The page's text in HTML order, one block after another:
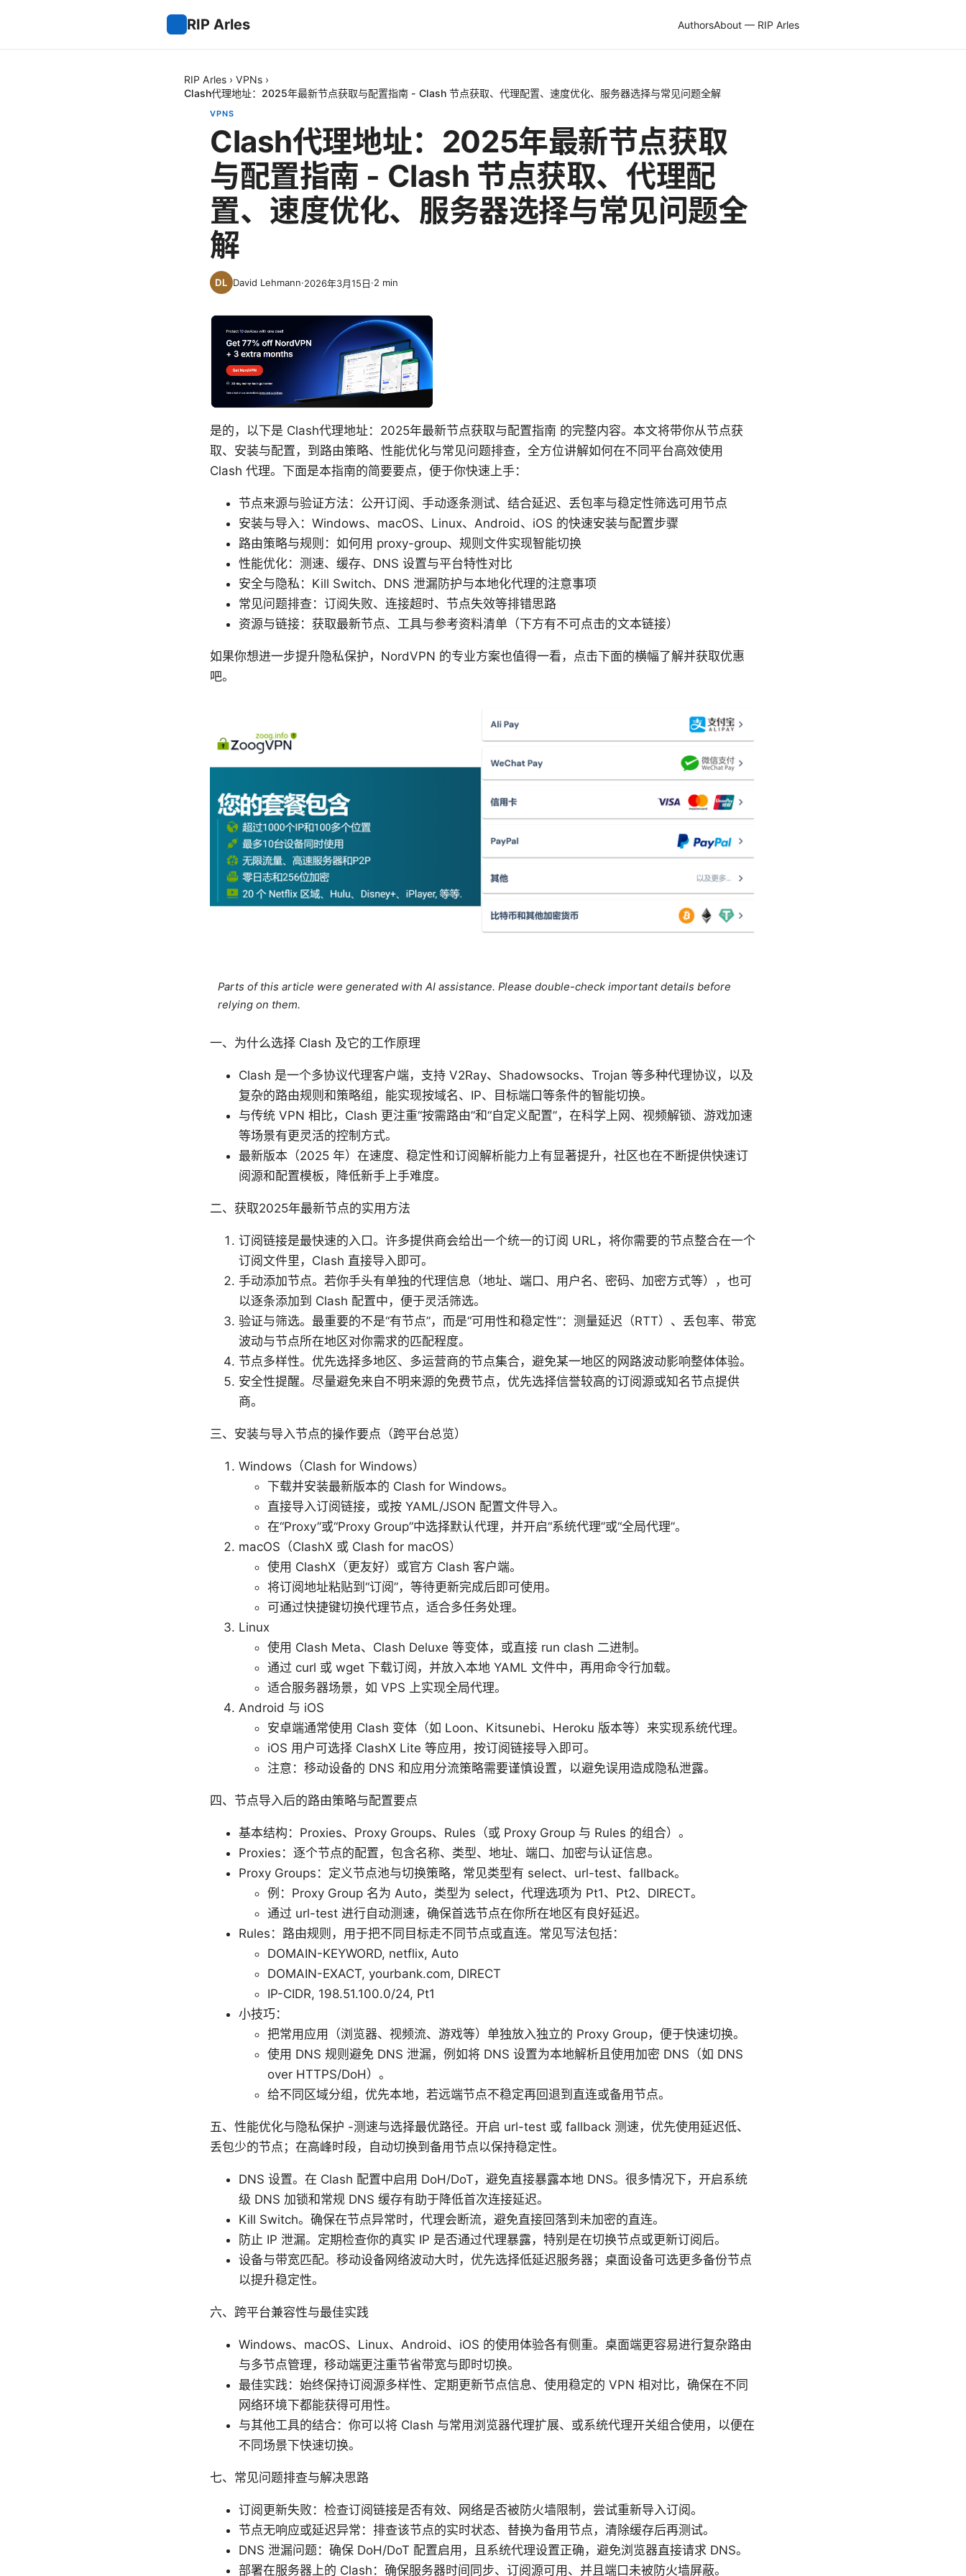
RIP Arles AuthorsAbout — RIP Arles
RIP Arles › VPNs ›
Clash代理地址：2025年最新节点获取与配置指南 - Clash 节点获取、代理配置、速度优化、服务器选择与常见问题全解
VPNS
Clash代理地址：2025年最新节点获取
与配置指南 - Clash 节点获取、代理配
置、速度优化、服务器选择与常见问题全
解
David Lehmann·2026年3月15日·2 min
是的，以下是 Clash代理地址：2025年最新节点获取与配置指南 的完整内容。本文将带你从节点获
取、安装与配置，到路由策略、性能优化与常见问题排查，全方位讲解如何在不同平台高效使用
Clash 代理。下面是本指南的简要要点，便于你快速上手：
节点来源与验证方法：公开订阅、手动逐条测试、结合延迟、丢包率与稳定性筛选可用节点
安装与导入：Windows、macOS、Linux、Android、iOS 的快速安装与配置步骤
路由策略与规则：如何用 proxy-group、规则文件实现智能切换
性能优化：测速、缓存、DNS 设置与平台特性对比
安全与隐私：Kill Switch、DNS 泄漏防护与本地化代理的注意事项
常见问题排查：订阅失败、连接超时、节点失效等排错思路
资源与链接：获取最新节点、工具与参考资料清单（下方有不可点击的文本链接）
如果你想进一步提升隐私保护，NordVPN 的专业方案也值得一看，点击下面的横幅了解并获取优惠
吧。
Parts of this article were generated with AI assistance. Please double-check important details before
relying on them.
一、为什么选择 Clash 及它的工作原理
Clash 是一个多协议代理客户端，支持 V2Ray、Shadowsocks、Trojan 等多种代理协议，以及
复杂的路由规则和策略组，能实现按域名、IP、目标端口等条件的智能切换。
与传统 VPN 相比，Clash 更注重“按需路由”和“自定义配置”，在科学上网、视频解锁、游戏加速
等场景有更灵活的控制方式。
最新版本（2025 年）在速度、稳定性和订阅解析能力上有显著提升，社区也在不断提供快速订
阅源和配置模板，降低新手上手难度。
二、获取2025年最新节点的实用方法
订阅链接是最快速的入口。许多提供商会给出一个统一的订阅 URL，将你需要的节点整合在一个
订阅文件里，Clash 直接导入即可。
手动添加节点。若你手头有单独的代理信息（地址、端口、用户名、密码、加密方式等），也可
以逐条添加到 Clash 配置中，便于灵活筛选。
验证与筛选。最重要的不是“有节点”，而是“可用性和稳定性”：测量延迟（RTT）、丢包率、带宽
波动与节点所在地区对你需求的匹配程度。
节点多样性。优先选择多地区、多运营商的节点集合，避免某一地区的网路波动影响整体体验。
安全性提醒。尽量避免来自不明来源的免费节点，优先选择信誉较高的订阅源或知名节点提供
商。
三、安装与导入节点的操作要点（跨平台总览）
Windows（Clash for Windows）
下载并安装最新版本的 Clash for Windows。
直接导入订阅链接，或按 YAML/JSON 配置文件导入。
在“Proxy”或“Proxy Group”中选择默认代理，并开启“系统代理”或“全局代理”。
macOS（ClashX 或 Clash for macOS）
使用 ClashX（更友好）或官方 Clash 客户端。
将订阅地址粘贴到“订阅”，等待更新完成后即可使用。
可通过快捷键切换代理节点，适合多任务处理。
Linux
使用 Clash Meta、Clash Deluxe 等变体，或直接 run clash 二进制。
通过 curl 或 wget 下载订阅，并放入本地 YAML 文件中，再用命令行加载。
适合服务器场景，如 VPS 上实现全局代理。
Android 与 iOS
安卓端通常使用 Clash 变体（如 Loon、Kitsunebi、Heroku 版本等）来实现系统代理。
iOS 用户可选择 ClashX Lite 等应用，按订阅链接导入即可。
注意：移动设备的 DNS 和应用分流策略需要谨慎设置，以避免误用造成隐私泄露。
四、节点导入后的路由策略与配置要点
基本结构：Proxies、Proxy Groups、Rules（或 Proxy Group 与 Rules 的组合）。
Proxies：逐个节点的配置，包含名称、类型、地址、端口、加密与认证信息。
Proxy Groups：定义节点池与切换策略，常见类型有 select、url-test、fallback。
例：Proxy Group 名为 Auto，类型为 select，代理选项为 Pt1、Pt2、DIRECT。
通过 url-test 进行自动测速，确保首选节点在你所在地区有良好延迟。
Rules：路由规则，用于把不同目标走不同节点或直连。常见写法包括：
DOMAIN-KEYWORD, netflix, Auto
DOMAIN-EXACT, yourbank.com, DIRECT
IP-CIDR, 198.51.100.0/24, Pt1
小技巧：
把常用应用（浏览器、视频流、游戏等）单独放入独立的 Proxy Group，便于快速切换。
使用 DNS 规则避免 DNS 泄漏，例如将 DNS 设置为本地解析且使用加密 DNS（如 DNS
over HTTPS/DoH）。
给不同区域分组，优先本地，若远端节点不稳定再回退到直连或备用节点。
五、性能优化与隐私保护 -测速与选择最优路径。开启 url-test 或 fallback 测速，优先使用延迟低、
丢包少的节点；在高峰时段，自动切换到备用节点以保持稳定性。
DNS 设置。在 Clash 配置中启用 DoH/DoT，避免直接暴露本地 DNS。很多情况下，开启系统
级 DNS 加锁和常规 DNS 缓存有助于降低首次连接延迟。
Kill Switch。确保在节点异常时，代理会断流，避免直接回落到未加密的直连。
防止 IP 泄漏。定期检查你的真实 IP 是否通过代理暴露，特别是在切换节点或更新订阅后。
设备与带宽匹配。移动设备网络波动大时，优先选择低延迟服务器；桌面设备可选更多备份节点
以提升稳定性。
六、跨平台兼容性与最佳实践
Windows、macOS、Linux、Android、iOS 的使用体验各有侧重。桌面端更容易进行复杂路由
与多节点管理，移动端更注重节省带宽与即时切换。
最佳实践：始终保持订阅源多样性、定期更新节点信息、使用稳定的 VPN 相对比，确保在不同
网络环境下都能获得可用性。
与其他工具的结合：你可以将 Clash 与常用浏览器代理扩展、或系统代理开关组合使用，以便在
不同场景下快速切换。
七、常见问题排查与解决思路
订阅更新失败：检查订阅链接是否有效、网络是否被防火墙限制，尝试重新导入订阅。
节点无响应或延迟异常：排查该节点的实时状态、替换为备用节点，清除缓存后再测试。
DNS 泄漏问题：确保 DoH/DoT 配置启用，且系统代理设置正确，避免浏览器直接请求 DNS。
部署在服务器上的 Clash：确保服务器时间同步、订阅源可用、并且端口未被防火墙屏蔽。